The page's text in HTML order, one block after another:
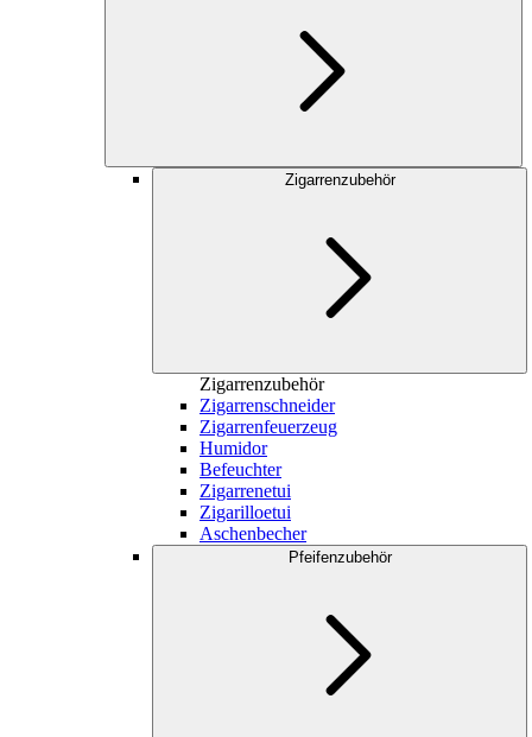
Zigarrenzubehör
Zigarrenzubehör
Zigarrenschneider
Zigarrenfeuerzeug
Humidor
Befeuchter
Zigarrenetui
Zigarilloetui
Aschenbecher
Pfeifenzubehör